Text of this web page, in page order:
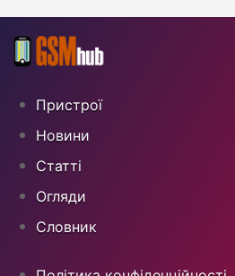
Пристрої
Новини
Статті
Огляди
Cловник